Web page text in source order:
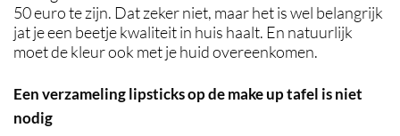
50 euro te zijn. Dat zeker niet, maar het is wel belangrijk
jat je een beetje kwaliteit in huis haalt. En natuurlijk
moet de kleur ook met je huid overeenkomen.
Een verzameling lipsticks op de make up tafel is niet
nodig